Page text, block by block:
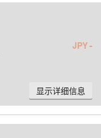
JPY-
显示详细信息